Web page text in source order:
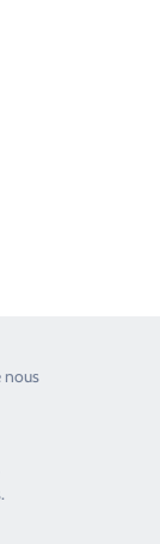
nous